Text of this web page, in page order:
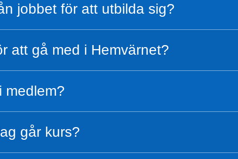
jobbet för att utbilda sig?
att gå med i Hemvärnet?
medlem?
går kurs?